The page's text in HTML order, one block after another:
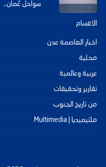
سواحل عُمان..
الاقسام
اخبار العاصمة عدن
محلية
عربية وعالمية
تقارير وتحقيقات
من تاريخ الجنوب
ملتيميديا | Multimedia